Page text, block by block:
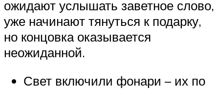
ожидают услышать заветное слово,
уже начинают тянуться к подарку,
но концовка оказывается
неожиданной.
Свет включили фонари – их по